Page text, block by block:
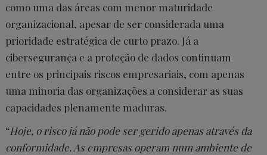
como uma das áreas com menor maturidade
organizacional, apesar de ser considerada uma
prioridade estratégica de curto prazo. Já a
cibersegurança e a proteção de dados continuam
entre os principais riscos empresariais, com apenas
uma minoria das organizações a considerar as suas
capacidades plenamente maduras.
“Hoje, o risco já não pode ser gerido apenas através da
conformidade. As empresas operam num ambiente de